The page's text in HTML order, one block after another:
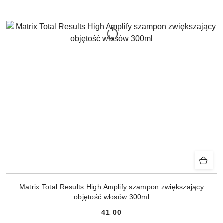
Matrix Total Results High Amplify szampon zwiększający
objętość włosów 300ml
Cena:
41.00